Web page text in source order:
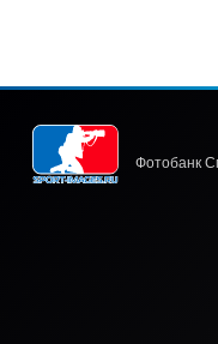
Фотобанк